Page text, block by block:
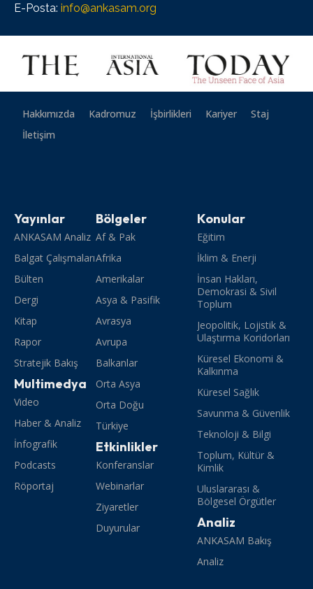
E-Posta: info@ankasam.org
Hakkımızda Kadromuz İşbirlikleri Kariyer
Staj
İletişim
Yayınlar
ANKASAM Analiz
Balgat Çalışmaları
Bülten
Dergi
Kitap
Rapor
Stratejik Bakış
Multimedya
Video
Haber & Analiz
İnfografik
Podcasts
Röportaj
Bölgeler
Af & Pak
Afrika
Amerikalar
Asya & Pasifik
Avrasya
Avrupa
Balkanlar
Orta Asya
Orta Doğu
Türkiye
Etkinlikler
Konferanslar
Webinarlar
Ziyaretler
Duyurular
Konular
Eğitim
İklim & Enerji
İnsan Hakları,
Demokrasi & Sivil
Toplum
Jeopolitik, Lojistik &
Ulaştırma Koridorları
Küresel Ekonomi &
Kalkınma
Küresel Sağlık
Savunma & Güvenlik
Teknoloji & Bilgi
Toplum, Kültür &
Kimlik
Uluslararası &
Bölgesel Örgütler
Analiz
ANKASAM Bakış
Analiz